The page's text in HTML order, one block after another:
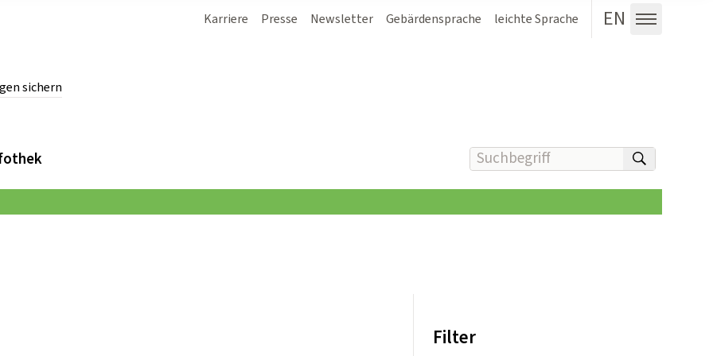
sichern
Karriere Presse Newsletter Gebärdensprache leichte Sprache EN
Menü
Suchbegriff(e) eingeben
Filter